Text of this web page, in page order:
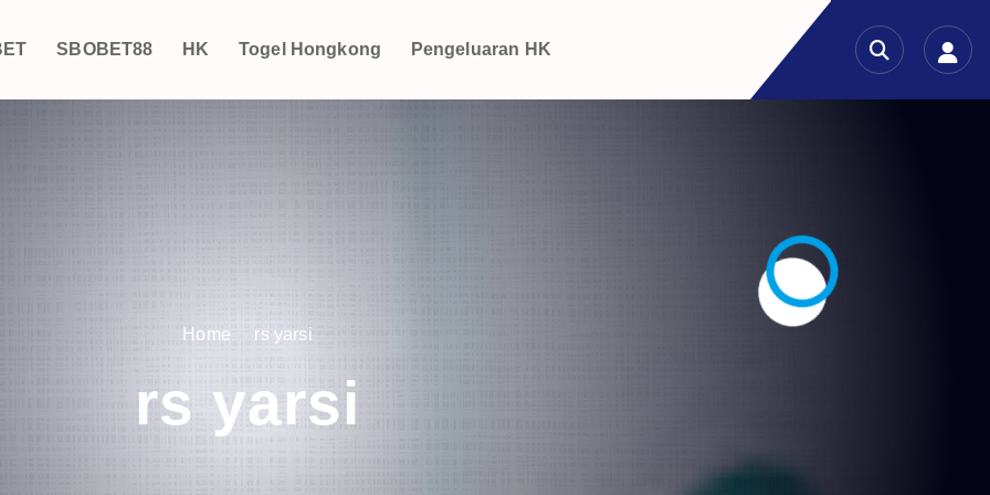
SBOBET88 HK Togel Hongkong Pengeluaran HK
Home rs yarsi
rs yarsi